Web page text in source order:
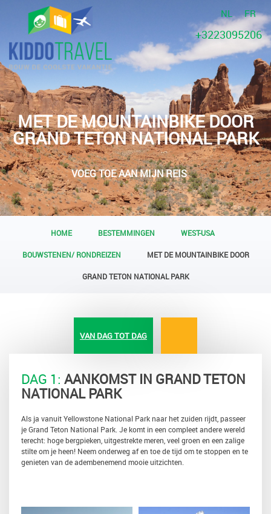
NL FR
+3223095206
MET DE MOUNTAINBIKE DOOR
GRAND TETON NATIONAL PARK
VOEG TOE AAN MIJN REIS
HOME BESTEMMINGEN WEST-USA
BOUWSTENEN/ RONDREIZEN MET DE MOUNTAINBIKE DOOR
GRAND TETON NATIONAL PARK
VAN DAG TOT DAG
DAG 1: AANKOMST IN GRAND TETON
NATIONAL PARK
Als ja vanuit Yellowstone National Park naar het zuiden rijdt, passeer
je Grand Teton National Park. Je komt in een compleet andere wereld
terecht: hoge bergpieken, uitgestrekte meren, veel groen en een zalige
stilte om je heen! Neem onderweg af en toe de tijd om te stoppen en te
genieten van de adembenemend mooie uitzichten.